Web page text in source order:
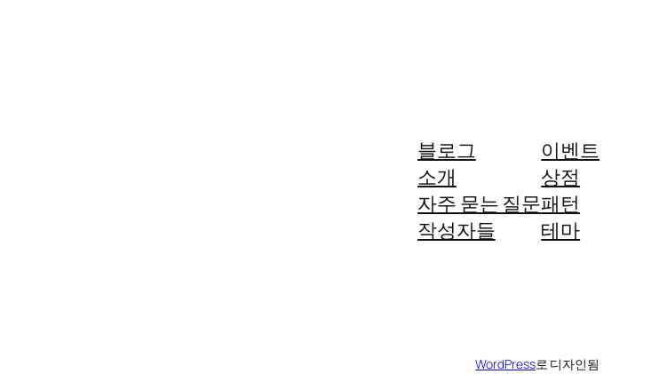
블로그
소개
자주 묻는 질문
작성자들
이벤트
상점
패턴
테마
WordPress로 디자인됨